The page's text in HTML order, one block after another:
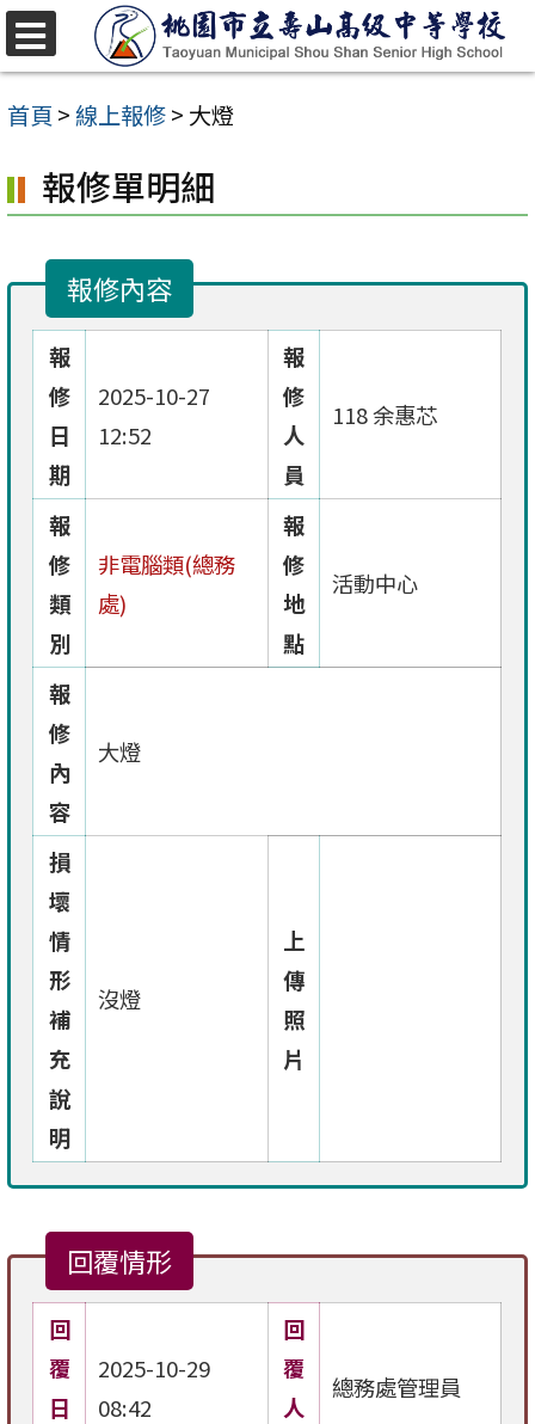
跳
至
主
內
容
首頁 >線上報修> 大燈
報修單明細
報修內容
報
修
日
期
2025-10-27
12:52
報
修
人
員
118 余惠芯
報
修
類
別
非電腦類(總務
處)
報
修
地
點
活動中心
報
修
內
容
大燈
損
壞
情
形
補
充
說
明
沒燈
上
傳
照
片
回覆情形
回
覆
日
2025-10-29
08:42
回
覆
人
總務處管理員
選
單